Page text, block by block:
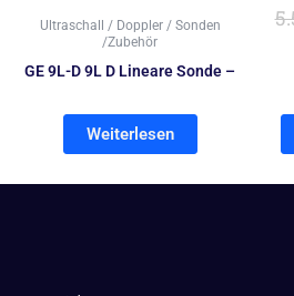
Ultraschall / Doppler / Sonden
/Zubehör
GE 9L-D 9L D Lineare Sonde –
Weiterlesen